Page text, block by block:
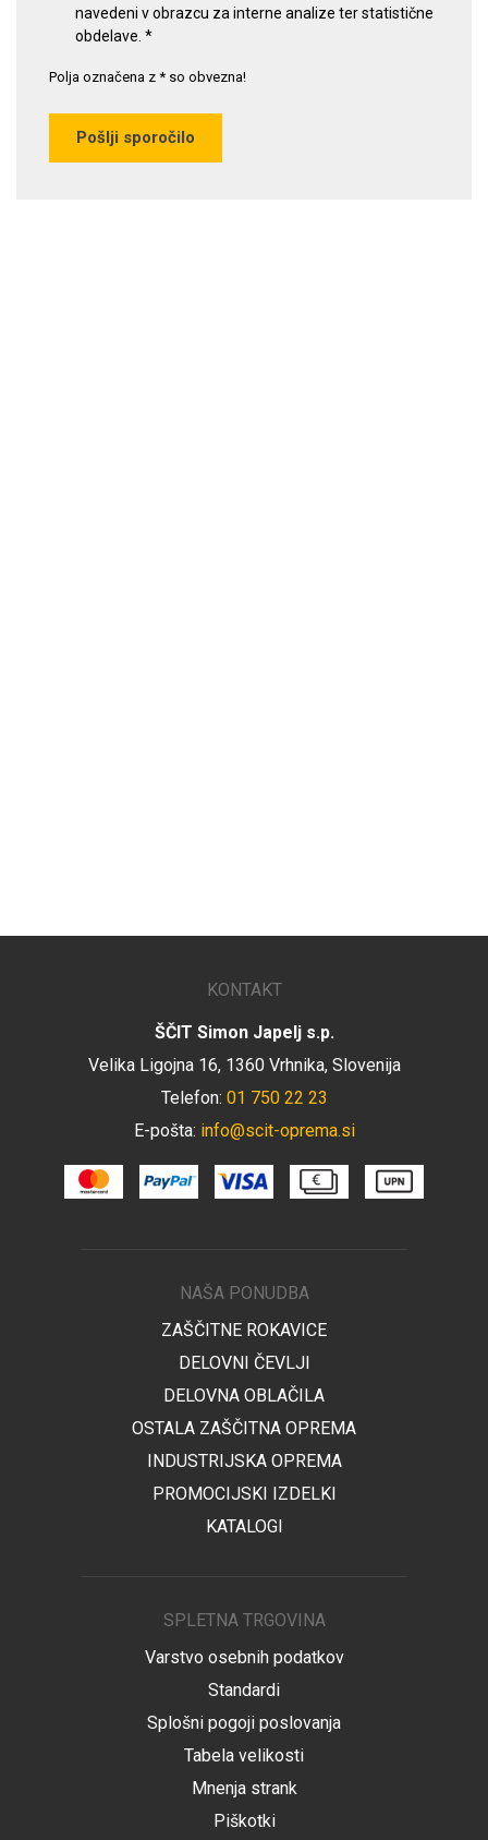
navedeni v obrazcu za interne analize ter statistične
obdelave. *
Polja označena z * so obvezna!
KONTAKT
ŠČIT Simon Japelj s.p.
Velika Ligojna 16, 1360 Vrhnika, Slovenija
Telefon: 01 750 22 23
E-pošta: info@scit-oprema.si
NAŠA PONUDBA
ZAŠČITNE ROKAVICE
DELOVNI ČEVLJI
DELOVNA OBLAČILA
OSTALA ZAŠČITNA OPREMA
INDUSTRIJSKA OPREMA
PROMOCIJSKI IZDELKI
KATALOGI
SPLETNA TRGOVINA
Varstvo osebnih podatkov
Standardi
Splošni pogoji poslovanja
Tabela velikosti
Mnenja strank
Piškotki